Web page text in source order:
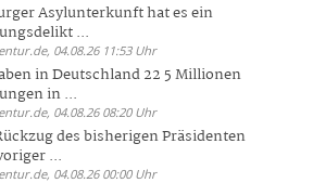
Asylunterkunft hat es ein
...
04.08.26 11:53 Uhr
in Deutschland 22 5 Millionen
in ...
04.08.26 08:20 Uhr
des bisherigen Präsidenten
...
04.08.26 00:00 Uhr